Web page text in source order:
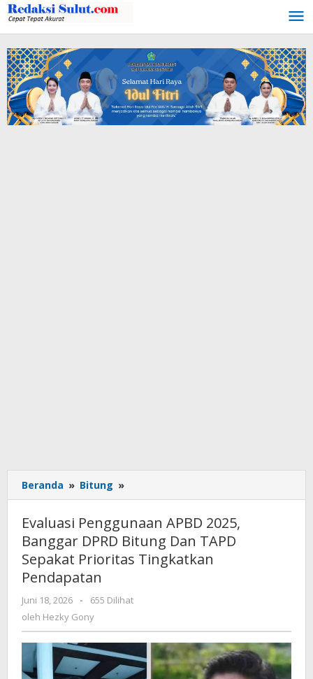
Lewati
ke
konten
Beranda » Bitung »
Penggunaan
2025,
Banggar
DPRD
TAPD
Prioritas
Tingkatkan
Pendapatan
Evaluasi Penggunaan APBD 2025,
Banggar DPRD Bitung Dan TAPD
Sepakat Prioritas Tingkatkan
Pendapatan
Juni 18, 2026
oleh
Hezky
Gony
-
655 Dilihat
oleh Hezky Gony